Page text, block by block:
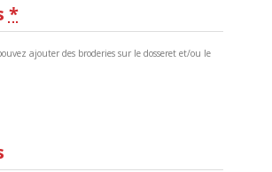
*
ajouter des broderies sur le dosseret et/ou le